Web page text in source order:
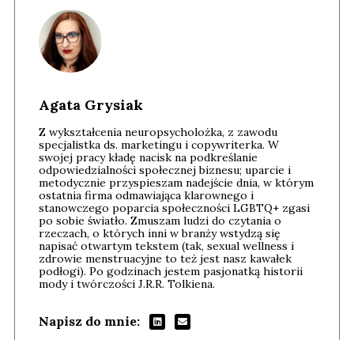
Agata Grysiak
Z wykształcenia neuropsycholożka, z zawodu
specjalistka ds. marketingu i copywriterka. W
swojej pracy kładę nacisk na podkreślanie
odpowiedzialności społecznej biznesu; uparcie i
metodycznie przyspieszam nadejście dnia, w którym
ostatnia firma odmawiająca klarownego i
stanowczego poparcia społeczności LGBTQ+ zgasi
po sobie światło. Zmuszam ludzi do czytania o
rzeczach, o których inni w branży wstydzą się
napisać otwartym tekstem (tak, sexual wellness i
zdrowie menstruacyjne to też jest nasz kawałek
podłogi). Po godzinach jestem pasjonatką historii
mody i twórczości J.R.R. Tolkiena.
Napisz do mnie: